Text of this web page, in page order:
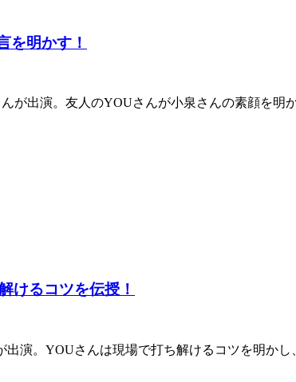
を明かす！
が出演。友人のYOUさんが小泉さんの素顔を明
けるコツを伝授！
演。YOUさんは現場で打ち解けるコツを明かし